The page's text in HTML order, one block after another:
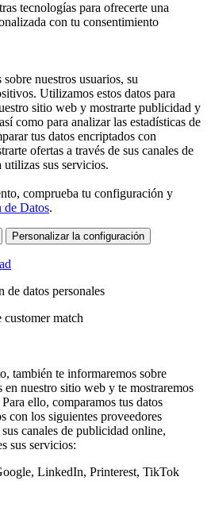
tecnologías para ofrecerte una
con tu consentimiento
nuestros usuarios, su
Utilizamos estos datos para
sitio web y mostrarte publicidad y
como para analizar las estadísticas de
tus datos encriptados con
ofertas a través de sus canales de
sus servicios.
comprueba tu configuración y
de Datos.
Personalizar la configuración
datos personales
match
también te informaremos sobre
en nuestro sitio web y te mostraremos
ello, comparamos tus datos
con los siguientes proveedores
canales de publicidad online,
sus servicios:
LinkedIn, Printerest, TikTok